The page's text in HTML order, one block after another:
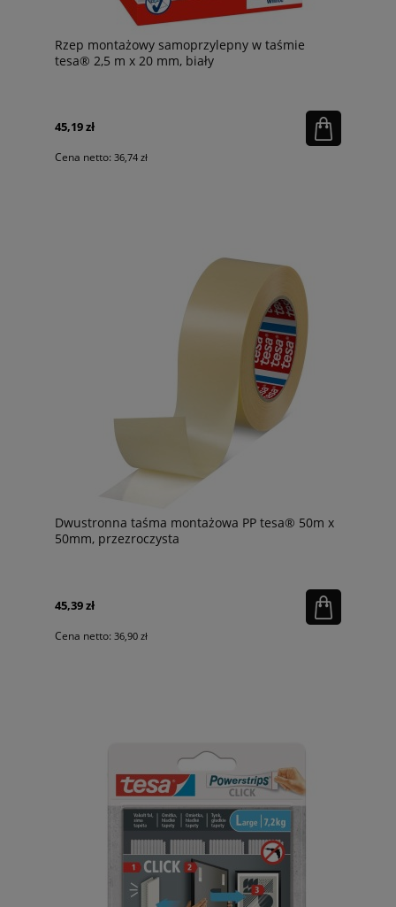
Rzep montażowy samoprzylepny w taśmie
tesa® 2,5 m x 20 mm, biały
45,19 zł
Cena netto: 36,74 zł
Dwustronna taśma montażowa PP tesa® 50m x
50mm, przezroczysta
45,39 zł
Cena netto: 36,90 zł